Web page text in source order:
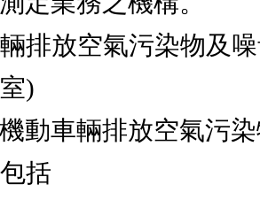
排放空氣污染物及
)
括